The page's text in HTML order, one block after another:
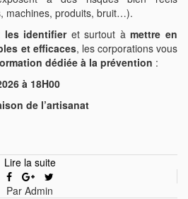
machines, produits, bruit…).
les identifieret surtout àmettre en
et efficaces, les corporations vous
dédiée à la prévention :
à 18H00
de l’artisanat
Lire la suite
Par Admin